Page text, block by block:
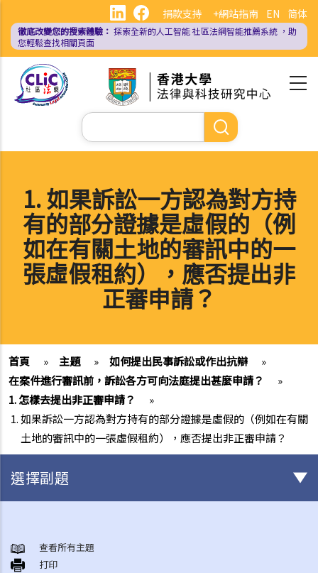
內
EN 简体
捐款支持 +網站指南
徹底改變您的搜索體驗： 探索全新的人工智能社區法網智能推薦系統 ，助
您輕鬆查找相關頁面
Search
1. 如果訴訟一方認為對方持
有的部分證據是虛假的（例
如在有關土地的審訊中的一
張虛假租約），應否提出非
正審申請？
首頁 » 主題 » 如何提出民事訴訟或作出抗辯
»
在案件進行審訊前，訴訟各方可向法庭提出甚麼申請？
»
1. 怎樣去提出非正審申請？
»
1. 如果訴訟一方認為對方持有的部分證據是虛假的（例如在有關
土地的審訊中的一張虛假租約），應否提出非正審申請？
選擇副題
展開民事訴訟前應當考慮的事項
1. 我可以不提出訴訟而解決糾紛嗎？
查看所有主題
打印